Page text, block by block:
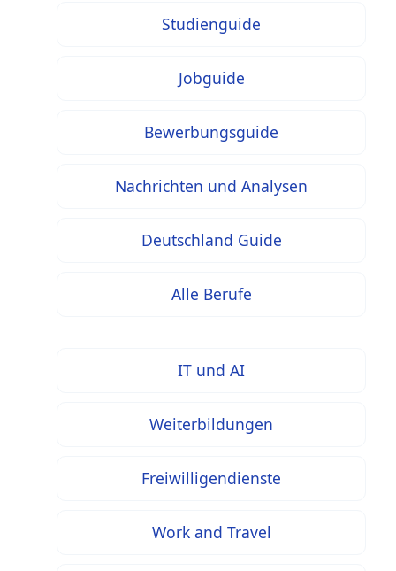
Studienguide
Jobguide
Bewerbungsguide
Nachrichten und Analysen
Deutschland Guide
Alle Berufe
IT und AI
Weiterbildungen
Freiwilligendienste
Work and Travel